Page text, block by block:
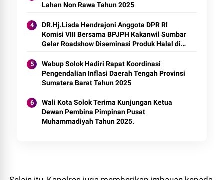
Lahan Non Rawa Tahun 2025
DR.Hj.Lisda Hendrajoni Anggota DPR RI
Komisi VIII Bersama BPJPH Kakanwil Sumbar
Gelar Roadshow Diseminasi Produk Halal di
Wabup Solok Hadiri Rapat Koordinasi
Pengendalian Inflasi Daerah Tengah Provinsi
Sumatera Barat Tahun 2025
Wali Kota Solok Terima Kunjungan Ketua
Dewan Pembina Pimpinan Pusat
Muhammadiyah Tahun 2025.